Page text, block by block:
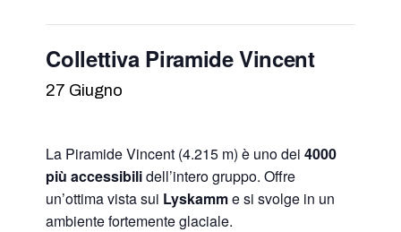
Collettiva Piramide Vincent
27 Giugno
La Piramide Vincent (4.215 m) è uno dei4000
più accessibilidell’intero gruppo. Offre
un’ottima vista sui Lyskamme si svolge in un
ambiente fortemente glaciale.